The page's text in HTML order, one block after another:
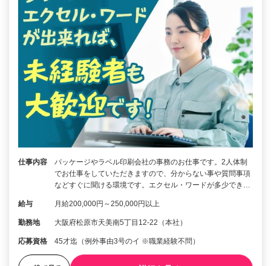
仕事内容
パッケージやラベル印刷会社の事務のお仕事です。2人体制
でお仕事をしていただきますので、分からない事や質問事項
などすぐに聞ける環境です。エクセル・ワードが多少でき…
給与 月給200,000円～250,000円以上
勤務地 大阪府松原市天美南5丁目12-22（本社）
応募資格 45才迄（例外事由3号のイ ※職業経験不問）